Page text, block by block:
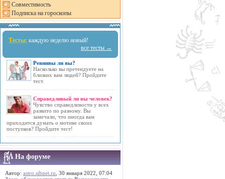
Совместимость
Подписка на гороскопы
Тесты: каждую неделю новый!
все тесты →
Ревнивы ли вы?
Насколько вы претендуете на
близких вам людей? Пройдите
тест.
Справедливый ли вы человек?
Чувство справедливости у всех
развито по разному. Вы
замечали, что иногда вам
приходится думать о мотиве своих
поступков? Пройдите тест!
На форуме
Автор: astro.sibnet.ru , 30 января 2022, 07:04